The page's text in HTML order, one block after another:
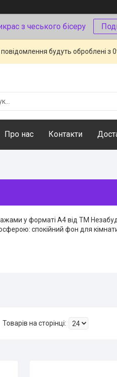
з чеського бісеру
будуть оброблені з
Про нас Контакти
у форматі A4 від ТМ
спокійний фон для